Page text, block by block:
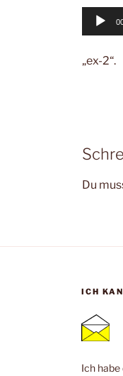
Audio-
„ex-2“.
Du
ICH
Ich